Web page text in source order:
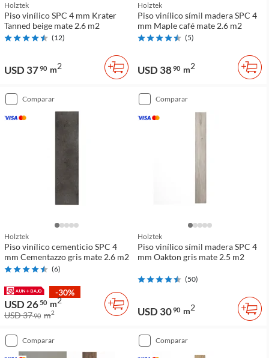
Holztek
Piso vinílico SPC 4 mm Krater
Tanned beige mate 2.6 m2
(12)
USD 3790 m2
Holztek
Piso vinílico símil madera SPC 4
mm Maple café mate 2.6 m2
(5)
USD 3890 m2
comparar
Holztek
Piso vinílico cementicio SPC 4
mm Cementazzo gris mate 2.6 m2
(6)
-30%
USD 2650 m2
USD 3790 m2
comparar
Holztek
Piso vinílico símil madera SPC 4
mm Oakton gris mate 2.5 m2
(50)
USD 3090 m2
comparar comparar